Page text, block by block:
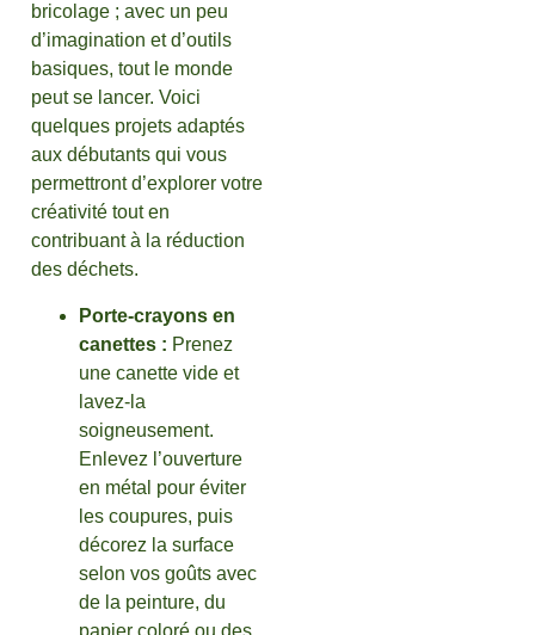
bricolage ; avec un peu
d’imagination et d’outils
basiques, tout le monde
peut se lancer. Voici
quelques projets adaptés
aux débutants qui vous
permettront d’explorer votre
créativité tout en
contribuant à la réduction
des déchets.
Porte-crayons en
canettes : Prenez
une canette vide et
lavez-la
soigneusement.
Enlevez l’ouverture
en métal pour éviter
les coupures, puis
décorez la surface
selon vos goûts avec
de la peinture, du
papier coloré ou des